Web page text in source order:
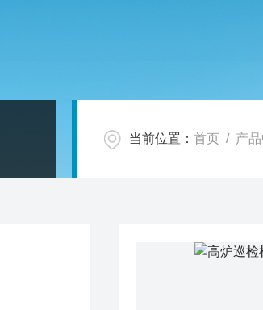
当前位置： 首页 / 产